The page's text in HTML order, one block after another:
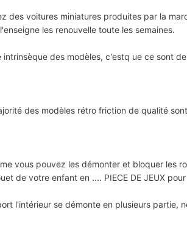
des voitures miniatures produites par la
les renouvelle toute les semaines.
des modèles, c'estq ue ce sont
des modèles rétro friction de qualité
vous pouvez les démonter et bloquer les
de votre enfant en .... PIECE DE JEUX
l'intérieur se démonte en plusieurs